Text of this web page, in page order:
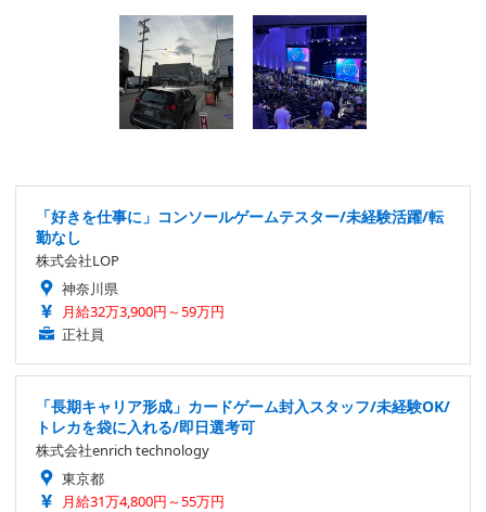
「好きを仕事に」コンソールゲームテスター/未経験活躍/転
勤なし
株式会社LOP
神奈川県
月給32万3,900円～59万円
正社員
「長期キャリア形成」カードゲーム封入スタッフ/未経験OK/
トレカを袋に入れる/即日選考可
株式会社enrich technology
東京都
月給31万4,800円～55万円